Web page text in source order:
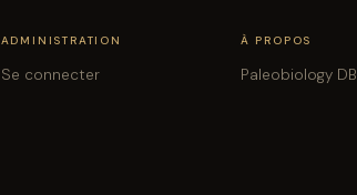
ADMINISTRATION
Se connecter
À PROPOS
Paleobiology DB